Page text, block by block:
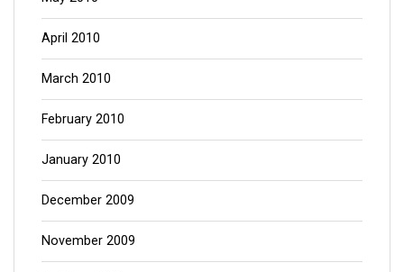
April 2010
March 2010
February 2010
January 2010
December 2009
November 2009